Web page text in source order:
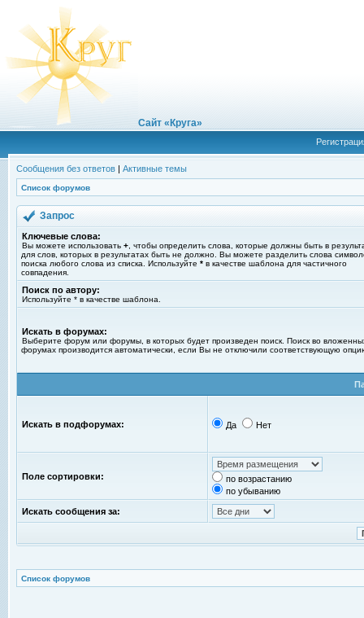
Сайт «Круга»
Сообщения без ответов | Активные темы
Список форумов
Запрос
Ключевые слова:
Вы можете использовать + , чтобы определить слова, которые должны быть в
для слов, которых в результатах быть не должно. Вы можете разделить слова
поиска любого слова из списка. Используйте * в качестве шаблона для частичного
совпадения.
Поиск по автору:
Используйте * в качестве шаблона.
Искать в форумах:
Выберите форум или форумы, в которых будет произведен поиск. Поиск во
форумах производится автоматически, если Вы не отключили соответствующую
Искать в подфорумах: Да Нет
Поле сортировки:
по возрастанию
по убыванию
Искать сообщения за:
Список форумов